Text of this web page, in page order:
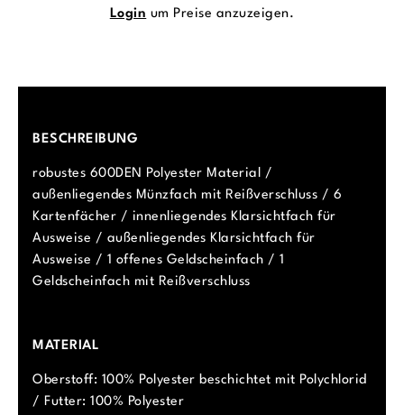
Login um Preise anzuzeigen.
BESCHREIBUNG
robustes 600DEN Polyester Material /
außenliegendes Münzfach mit Reißverschluss / 6
Kartenfächer / innenliegendes Klarsichtfach für
Ausweise / außenliegendes Klarsichtfach für
Ausweise / 1 offenes Geldscheinfach / 1
Geldscheinfach mit Reißverschluss
MATERIAL
Oberstoff: 100% Polyester beschichtet mit Polychlorid
/ Futter: 100% Polyester